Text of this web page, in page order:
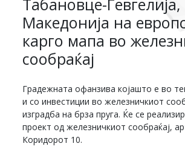
Табановце-Гевгелија,
Македонија на
карго мапа во
сообраќај
Градежната офанзива којашто е во
и со инвестиции во железничкиот
изградба на брза пруга. Ќе се
проект од железничкиот сообраќај,
Коридорот 10.